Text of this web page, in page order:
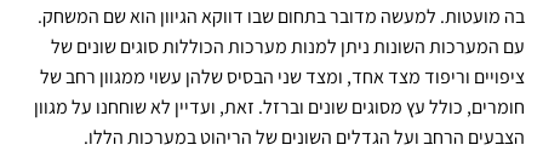
בה מועטות. למעשה מדובר בתחום שבו דווקא הגיוון הוא שם המשחק.
עם המערכות השונות ניתן למנות מערכות הכוללות סוגים שונים של
ציפויים וריפוד מצד אחד, ומצד שני הבסיס שלהן עשוי ממגוון רחב של
חומרים, כולל עץ מסוגים שונים וברזל. זאת, ועדיין לא שוחחנו על מגוון
הצבעים הרחב ועל הגדלים השונים של הריהוט במערכות הללו.